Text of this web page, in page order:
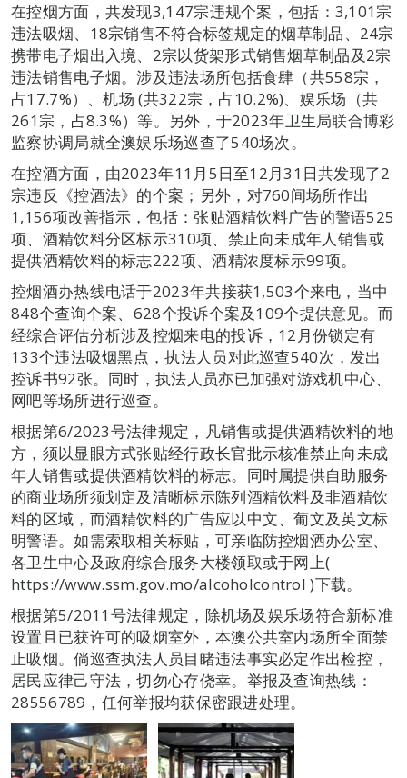
在控烟方面，共发现3,147宗违规个案，包括：3,101宗
违法吸烟、18宗销售不符合标签规定的烟草制品、24宗
携带电子烟出入境、2宗以货架形式销售烟草制品及2宗
违法销售电子烟。涉及违法场所包括食肆（共558宗，
占17.7%）、机场 (共322宗，占10.2%)、娱乐场（共
261宗，占8.3%）等。另外，于2023年卫生局联合博彩
监察协调局就全澳娱乐场巡查了540场次。
在控酒方面，由2023年11月5日至12月31日共发现了2
宗违反《控酒法》的个案；另外，对760间场所作出
1,156项改善指示，包括：张贴酒精饮料广告的警语525
项、酒精饮料分区标示310项、禁止向未成年人销售或
提供酒精饮料的标志222项、酒精浓度标示99项。
控烟酒办热线电话于2023年共接获1,503个来电，当中
848个查询个案、628个投诉个案及109个提供意见。而
经综合评估分析涉及控烟来电的投诉，12月份锁定有
133个违法吸烟黑点，执法人员对此巡查540次，发出
控诉书92张。同时，执法人员亦已加强对游戏机中心、
网吧等场所进行巡查。
根据第6/2023号法律规定，凡销售或提供酒精饮料的地
方，须以显眼方式张贴经行政长官批示核准禁止向未成
年人销售或提供酒精饮料的标志。同时属提供自助服务
的商业场所须划定及清晰标示陈列酒精饮料及非酒精饮
料的区域，而酒精饮料的广告应以中文、葡文及英文标
明警语。如需索取相关标贴，可亲临防控烟酒办公室、
各卫生中心及政府综合服务大楼领取或于网上(
https://www.ssm.gov.mo/alcoholcontrol )下载。
根据第5/2011号法律规定，除机场及娱乐场符合新标准
设置且已获许可的吸烟室外，本澳公共室内场所全面禁
止吸烟。倘巡查执法人员目睹违法事实必定作出检控，
居民应律己守法，切勿心存侥幸。举报及查询热线：
28556789，任何举报均获保密跟进处理。